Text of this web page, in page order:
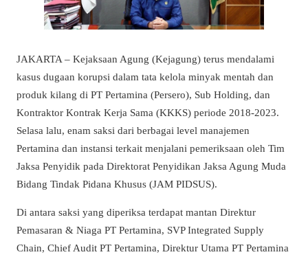
JAKARTA – Kejaksaan Agung (Kejagung) terus mendalami
kasus dugaan korupsi dalam tata kelola minyak mentah dan
produk kilang di PT Pertamina (Persero), Sub Holding, dan
Kontraktor Kontrak Kerja Sama (KKKS) periode 2018-2023.
Selasa lalu, enam saksi dari berbagai level manajemen
Pertamina dan instansi terkait menjalani pemeriksaan oleh Tim
Jaksa Penyidik pada Direktorat Penyidikan Jaksa Agung Muda
Bidang Tindak Pidana Khusus (JAM PIDSUS).
Di antara saksi yang diperiksa terdapat mantan Direktur
Pemasaran & Niaga PT Pertamina, SVP Integrated Supply
Chain, Chief Audit PT Pertamina, Direktur Utama PT Pertamina